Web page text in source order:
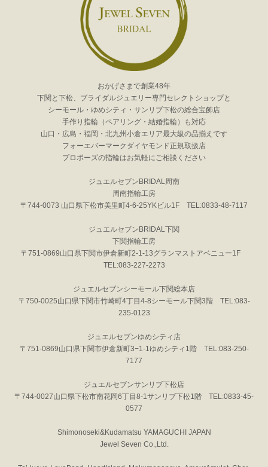
おかげさまで創業48年
下関と下松、ブライダルジュエリー専門セレクトショップと
シーモール・ゆめシティ・サンリブ下松の総合宝飾店
手作り指輪（ペアリング・結婚指輪）も対応
山口・広島・福岡・北九州小倉エリア最大級の品揃えです
フォーエバーマークダイヤモンド正規取扱店
プロポーズの指輪はお気軽にご相談ください
ジュエルセブンBRIDAL周南
周南指輪工房
〒744-0073 山口県下松市美里町4-6-25YKビル1F TEL:0833-48-7117
ジュエルセブンBRIDAL下関
下関指輪工房
〒751-0869山口県下関市伊倉新町2-1-13グランマストアベニュー1F
TEL:083-227-2273
ジュエルセブンシーモール下関総本店
〒750-0025山口県下関市竹崎町4丁目4-8シーモール下関3階 TEL:083-
235-0123
ジュエルセブンゆめシティ店
〒751-0869山口県下関市伊倉新町3−1-1ゆめシティ1階 TEL:083-250-
7177
ジュエルセブンサンリブ下松店
〒744-0027山口県下松市南花岡6丁目8-1サンリブ下松1階 TEL:0833-45-
0577
Shimonoseki&Kudamatsu YAMAGUCHI JAPAN
Jewel Seven Co.,Ltd.